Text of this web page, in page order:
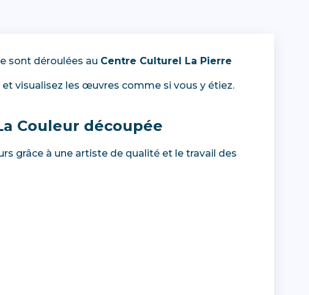
sont déroulées au Centre Culturel La Pierre
visualisez les œuvres comme si vous y étiez.
Couleur découpée
grâce à une artiste de qualité et le travail des